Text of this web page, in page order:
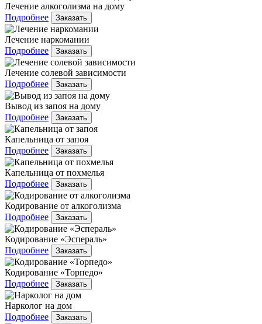
Лечение алкоголизма на дому
Подробнее
Заказать
Лечение наркомании
Подробнее
Заказать
Лечение солевой зависимости
Подробнее
Заказать
Вывод из запоя на дому
Подробнее
Заказать
Капельница от запоя
Подробнее
Заказать
Капельница от похмелья
Подробнее
Заказать
Кодирование от алкоголизма
Подробнее
Заказать
Кодирование «Эспераль»
Подробнее
Заказать
Кодирование «Торпедо»
Подробнее
Заказать
Нарколог на дом
Подробнее
Заказать